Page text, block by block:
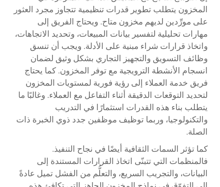
المخزون يتطلب تطوير قدرات تنظيمية تتجاوز مجرد العثور
على مورِّدين لديهم مخزون متاح. ويحتاج الفريق إلى
مهارات تحليلية لتفسير بيانات المبيعات، وتحديد الاتجاهات،
واتخاذ قرارات شراء مبنية على الأدلة. ويجب أن تنسق
وظائف التسويق والتجهيز التجاري بشكل وثيق لضمان
انسجام الأنشطة الترويجية مع توفر المخزون. كما يحتاج
فريق خدمة العملاء إلى رؤية فورية لمستويات المخزون
لتحديد التوقعات الدقيقة أثناء التفاعل مع العملاء. وغالبًا ما
يتطلب بناء هذه القدرات استثمارًا في التدريب
والتكنولوجيا، وربما توظيف موظفين جدد ذوي الخبرة ذات
الصلة.
كما تؤثر السمات الثقافية أيضًا في نجاح التنفيذ.
فالمنظمات التي تتبنّى اتخاذ القرارات المستندة إلى
البيانات، والتجريب السريع، والتعلُّم من الفشل تميل عادةً